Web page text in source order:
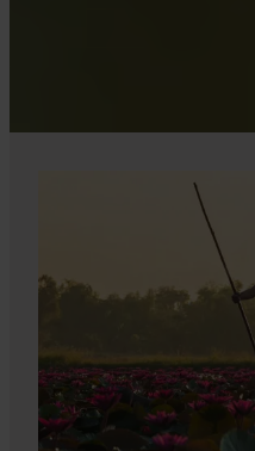
HVEM SKAL
MED DANSK
CAMBODIA?
En rundrejse i
vil opleve eventyret